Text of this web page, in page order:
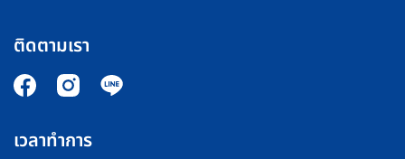
ติดตามเรา
เวลาทำการ